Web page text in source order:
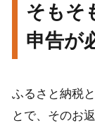
そもそ
申告が
ふるさと納税
とで、そのお